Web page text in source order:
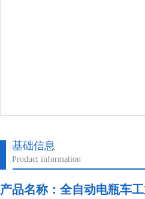
基础信息
Product information
产品名称： 全自动电瓶车